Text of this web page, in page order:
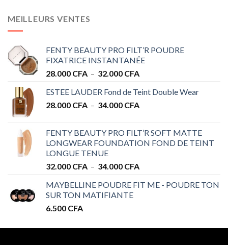
MEILLEURS VENTES
FENTY BEAUTY PRO FILT’R POUDRE
FIXATRICE INSTANTANÉE
28.000 CFA – 32.000 CFAPlage
prix :
28.000 CFA
ESTEE LAUDER Fond de Teint Double Wear
28.000 CFA – 34.000 CFAPlage
28.000 CFA
à
FENTY BEAUTY PRO FILT’R SOFT MATTE
LONGWEAR FOUNDATION FOND DE TEINT
LONGUE TENUE
32.000 CFA – 34.000 CFAPlage
prix :
MAYBELLINE POUDRE FIT ME - POUDRE TON
SUR TON MATIFIANTE
6.500 CFA